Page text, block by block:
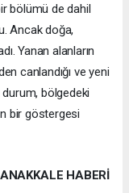
bölümü de dahil
Ancak doğa,
Yanan alanların
canlandığı ve yeni
bölgedeki
bir göstergesi
HABERİ